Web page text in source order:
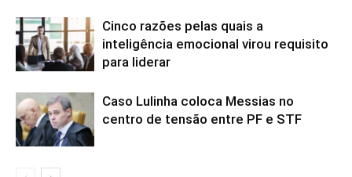
Cinco razões pelas quais a
inteligência emocional virou requisito
para liderar
Caso Lulinha coloca Messias no
centro de tensão entre PF e STF